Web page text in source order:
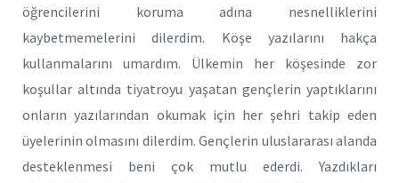
öğrencilerini koruma adına nesnelliklerini
kaybetmemelerini dilerdim. Köşe yazılarını hakça
kullanmalarını umardım. Ülkemin her köşesinde zor
koşullar altında tiyatroyu yaşatan gençlerin yaptıklarını
onların yazılarından okumak için her şehri takip eden
üyelerinin olmasını dilerdim. Gençlerin uluslararası alanda
desteklenmesi beni çok mutlu ederdi. Yazdıkları